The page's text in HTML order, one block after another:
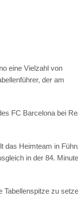
eine Vielzahl von
der am
FC Barcelona bei
das Heimteam in
in der 84.
Tabellenspitze zu